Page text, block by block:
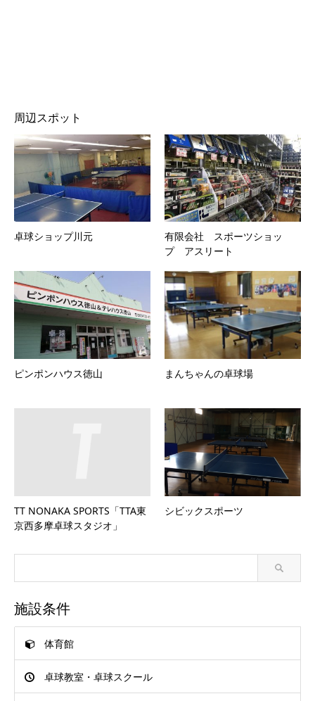
周辺スポット
卓球ショップ川元
有限会社 スポーツショッ
プ アスリート
ピンポンハウス徳山 まんちゃんの卓球場
TT NONAKA SPORTS「TTA東
京西多摩卓球スタジオ」
シビックスポーツ
施設条件
体育館
卓球教室・卓球スクール